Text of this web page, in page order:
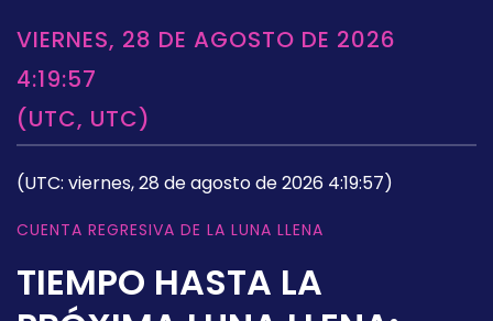
VIERNES, 28 DE AGOSTO DE 2026
4:19:57
(UTC, UTC)
(UTC: viernes, 28 de agosto de 2026 4:19:57)
CUENTA REGRESIVA DE LA LUNA LLENA
TIEMPO HASTA LA